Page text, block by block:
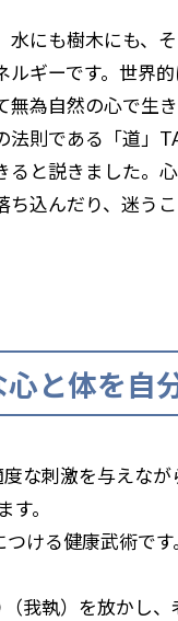
水にも樹木にも、
ルギーです。世界
無為自然の心で生
法則である「道」
ると説きました。
ち込んだり、迷う
と体を自
な刺激を与えな
。
ける健康武術で
我執）を放かし、